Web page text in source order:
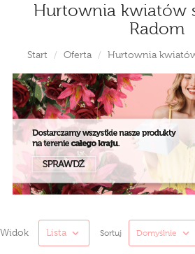
Hurtownia kwiatów
Radom
Start Oferta Hurtownia
Widok Lista Sortuj Domyślnie